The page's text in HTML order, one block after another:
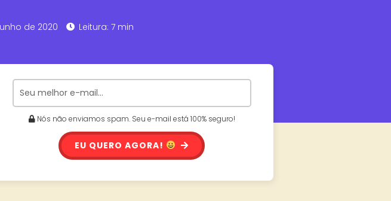
de 2020 Leitura: 7 min
Nós não enviamos spam. Seu e-mail está 100% seguro!
EU QUERO AGORA!